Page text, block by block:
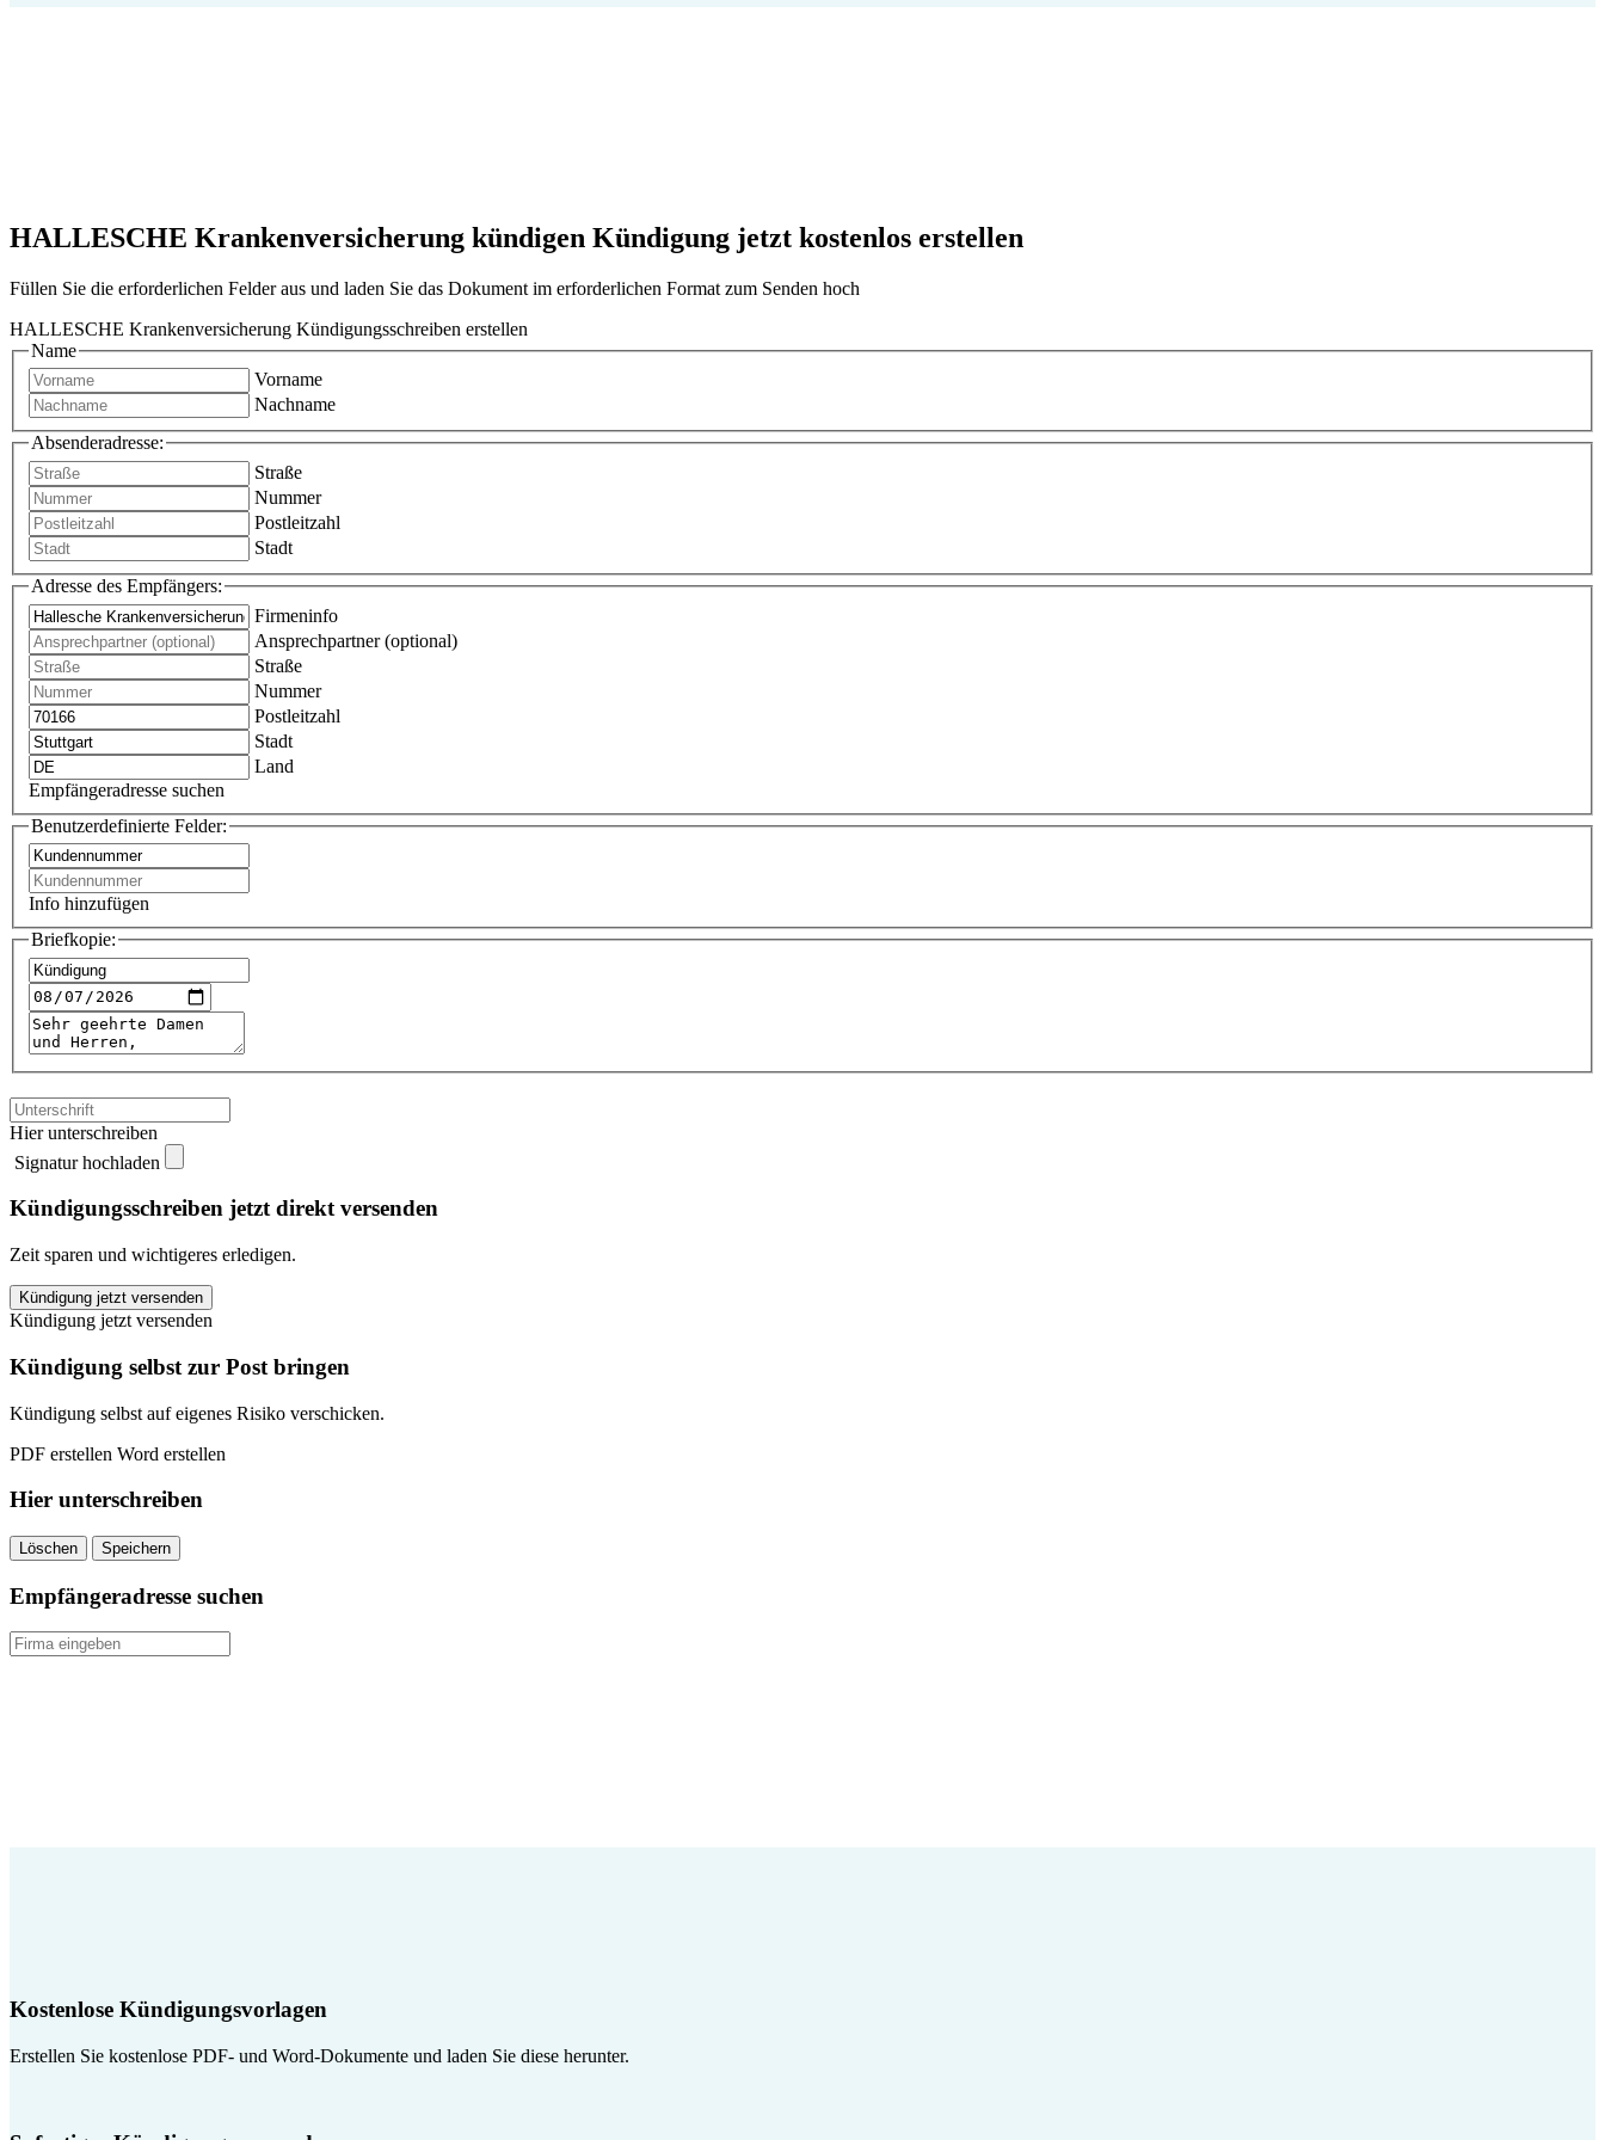
HALLESCHE Krankenversicherung kündigen Kündigung jetzt kostenlos erstellen
Füllen Sie die erforderlichen Felder aus und laden Sie das Dokument im erforderlichen Format zum Senden hoch
HALLESCHE Krankenversicherung Kündigungsschreiben erstellen
Name
Vorname
Nachname
Absenderadresse:
Straße
Nummer
Postleitzahl
Stadt
Adresse des Empfängers:
Firmeninfo
Ansprechpartner (optional)
Straße
Nummer
Postleitzahl
Stadt
Land
Empfängeradresse suchen
Benutzerdefinierte Felder:
Info hinzufügen
Briefkopie:
Hier unterschreiben
Signatur hochladen
Kündigungsschreiben jetzt direkt versenden
Zeit sparen und wichtigeres erledigen.
HALLESCHE
Krankenversicherung
kündigen
quantity
Kündigung jetzt versenden
Kündigung jetzt versenden
Kündigung selbst zur Post bringen
Kündigung selbst auf eigenes Risiko verschicken.
PDF erstellen Word erstellen
Hier unterschreiben
Löschen Speichern
Empfängeradresse suchen
Kostenlose Kündigungsvorlagen
Erstellen Sie kostenlose PDF- und Word-Dokumente und laden Sie diese herunter.